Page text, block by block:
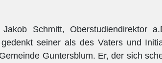
Schmitt, Oberstudiendirektor
seiner als des Vaters und
Guntersblum. Er, der sich